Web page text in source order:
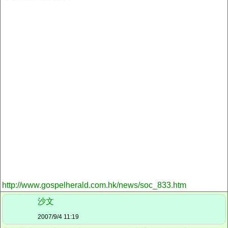
http://www.gospelherald.com.hk/news/soc_833.htm
沙文
2007/9/4 11:19